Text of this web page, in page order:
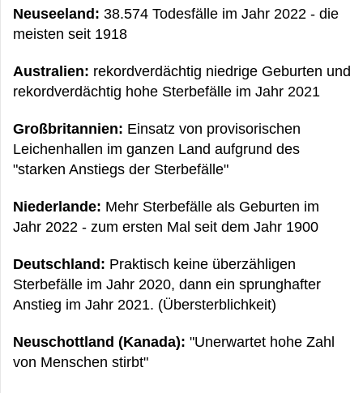
Neuseeland: 38.574 Todesfälle im Jahr 2022 - die
meisten seit 1918
Australien: rekordverdächtig niedrige Geburten und
rekordverdächtig hohe Sterbefälle im Jahr 2021
Großbritannien: Einsatz von provisorischen
Leichenhallen im ganzen Land aufgrund des
"starken Anstiegs der Sterbefälle"
Niederlande: Mehr Sterbefälle als Geburten im
Jahr 2022 - zum ersten Mal seit dem Jahr 1900
Deutschland: Praktisch keine überzähligen
Sterbefälle im Jahr 2020, dann ein sprunghafter
Anstieg im Jahr 2021. (Übersterblichkeit)
Neuschottland (Kanada): "Unerwartet hohe Zahl
von Menschen stirbt"